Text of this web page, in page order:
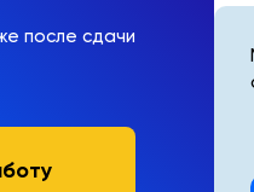
после сдачи